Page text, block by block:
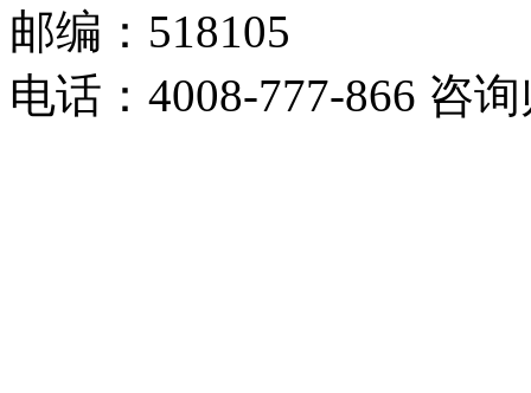
邮编：518105
电话：4008-777-866 咨